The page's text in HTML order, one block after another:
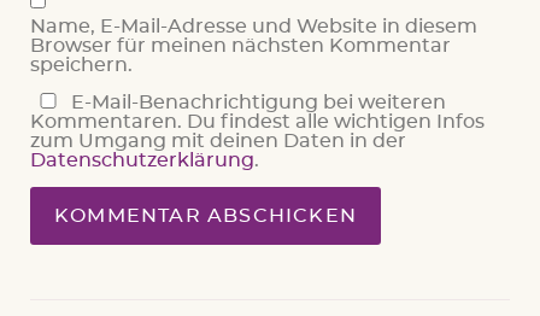
Name, E-Mail-Adresse und Website in diesem
Browser für meinen nächsten Kommentar
speichern.
E-Mail-Benachrichtigung bei weiteren
Kommentaren. Du findest alle wichtigen Infos
zum Umgang mit deinen Daten in der
Datenschutzerklärung.